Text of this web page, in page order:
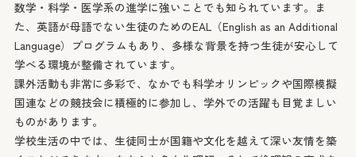
数学・科学・医学系の進学に強いことでも知られています。ま
た、英語が母語でない生徒のためのEAL（English as an Additional
Language）プログラムもあり、多様な背景を持つ生徒が安心して
学べる環境が整備されています。
課外活動も非常に多彩で、なかでも科学オリンピックや国際模擬
国連などの競技会に積極的に参加し、学外での活躍も目覚ましい
ものがあります。
学校生活の中では、生徒同士が国籍や文化を越えて深い友情を築